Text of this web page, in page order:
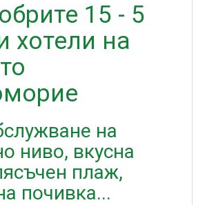
15 - 5
хотели на
на
ниво, вкусна
плаж,
почивка...